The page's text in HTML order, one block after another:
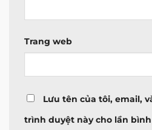
Trang web
Lưu tên của tôi, email,
trình duyệt này cho lần